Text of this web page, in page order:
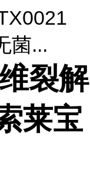
菌...
裂解
莱宝